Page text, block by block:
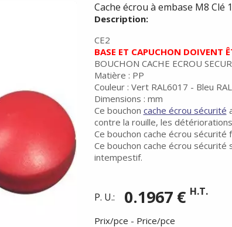
Cache écrou à embase M8 Clé
Description:
CE2
BASE ET CAPUCHON DOIVENT
BOUCHON CACHE ECROU
Matière : PP
Couleur : Vert RAL6017 - Bleu
Dimensions : mm
Ce bouchon cache écrou sécurité
contre la rouille, les
Ce bouchon cache écrou
Ce bouchon cache écrou
intempestif.
P. U.: 0.1967 € H.T.
Prix/pce - Price/pce